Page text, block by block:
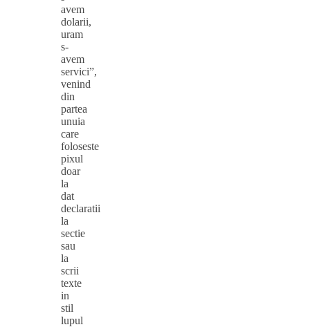
avem
dolarii,
uram
s-
avem
servici”,
venind
din
partea
unuia
care
foloseste
pixul
doar
la
dat
declaratii
la
sectie
sau
la
scrii
texte
in
stil
lupul